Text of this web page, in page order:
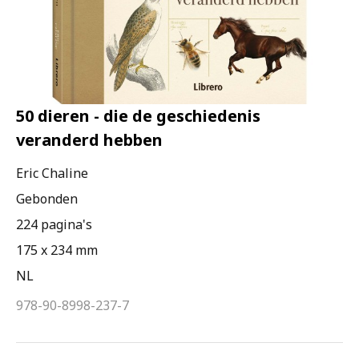
50 dieren - die de geschiedenis
veranderd hebben
Eric Chaline
Gebonden
224 pagina's
175 x 234 mm
NL
978-90-8998-237-7